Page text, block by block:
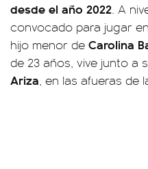
desde el año 2022. A
convocado para jugar
hijo menor de Carolina
de 23 años, vive junto a
Ariza, en las afueras de